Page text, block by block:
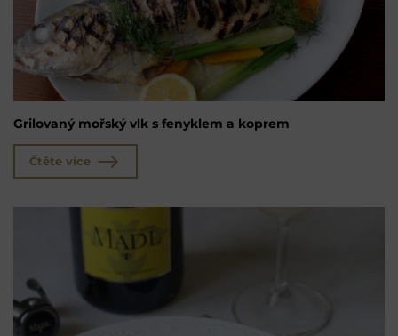
Grilovaný mořský vlk s fenyklem a koprem
Čtěte více